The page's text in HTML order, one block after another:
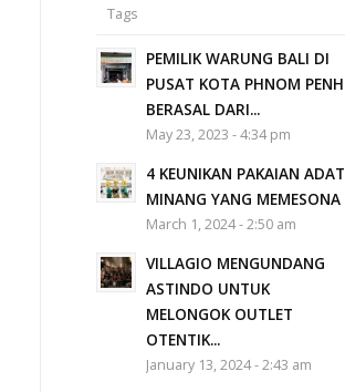
Tags
PEMILIK WARUNG BALI DI
PUSAT KOTA PHNOM PENH
BERASAL DARI...
May 23, 2023 - 4:34 pm
4 KEUNIKAN PAKAIAN ADAT
MINANG YANG MEMESONA
March 1, 2024 - 2:50 am
VILLAGIO MENGUNDANG
ASTINDO UNTUK
MELONGOK OUTLET
OTENTIK...
January 13, 2024 - 2:43 am